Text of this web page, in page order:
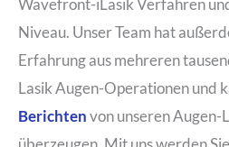
Niveau. Unser Team hat
Erfahrung aus mehreren
Lasik Augen-Operationen und
Berichtenvon unseren